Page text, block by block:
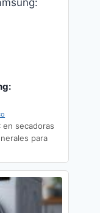
secadoras
para